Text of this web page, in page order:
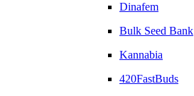
Dinafem
Bulk Seed Bank
Kannabia
420FastBuds